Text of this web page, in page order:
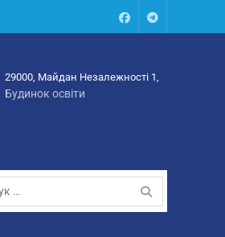
FacebookTalegram
29000, Майдан Незалежності 1,
Будинок освіти